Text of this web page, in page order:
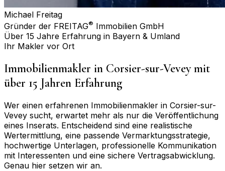
Michael Freitag
Gründer der FREITAG® Immobilien GmbH
Über 15 Jahre Erfahrung in Bayern & Umland
Ihr Makler vor Ort
Immobilienmakler in Corsier-sur-Veveymit
über 15 Jahren Erfahrung
Wer einen erfahrenen Immobilienmakler in Corsier-sur-
Vevey sucht, erwartet mehr als nur die Veröffentlichung
eines Inserats. Entscheidend sind eine realistische
Wertermittlung, eine passende Vermarktungsstrategie,
hochwertige Unterlagen, professionelle Kommunikation
mit Interessenten und eine sichere Vertragsabwicklung.
Genau hier setzen wir an.